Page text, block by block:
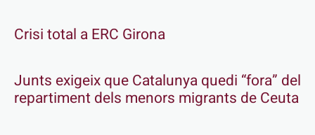
Crisi total a ERC Girona
Junts exigeix que Catalunya quedi “fora” del
repartiment dels menors migrants de Ceuta